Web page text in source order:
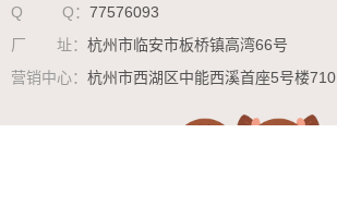
Q Q： 77576093
厂 址： 杭州市临安市板桥镇高湾66号
营销中心： 杭州市西湖区中能西溪首座5号楼710